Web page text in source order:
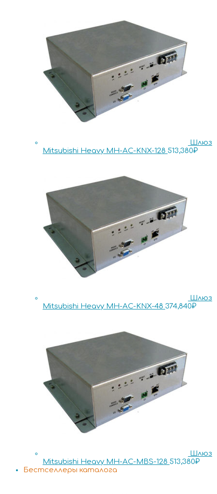
Шлюз
Mitsubishi Heavy MH-AC-KNX-128 513,380₽
Шлюз
Mitsubishi Heavy MH-AC-KNX-48 374,840₽
Шлюз
Mitsubishi Heavy MH-AC-MBS-128 513,380₽
Бестселлеры каталога